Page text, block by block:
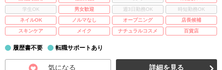
学生OK
男女歓迎 週3日勤務OK
時短勤務OK
ネイルOK
ノルマなし オープニング
店長候補
スキンケア
メイク ナチュラルコスメ 百貨店
履歴書不要 転職サポートあり
気になる 詳細を見る